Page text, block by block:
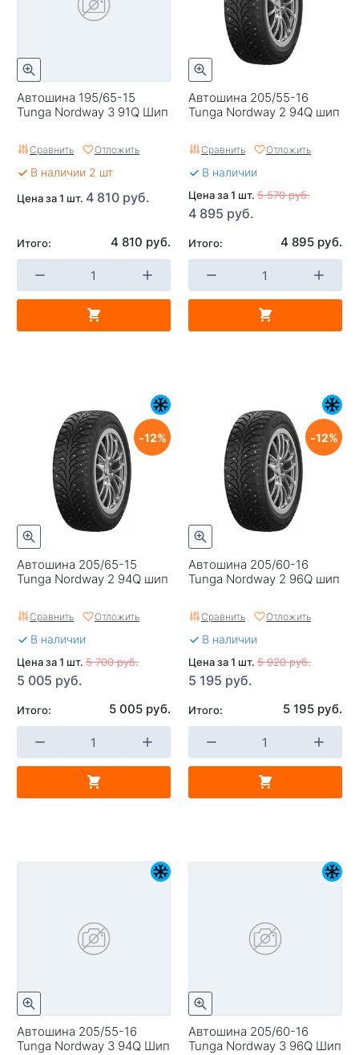
Автошина 195/65-15
Tunga Nordway 3 91Q Шип
Сравнить Отложить
В наличии 2 шт
Цена за 1 шт. 4 810 руб.
Итого: 4 810 руб.
Автошина 205/55-16
Tunga Nordway 2 94Q шип
Сравнить Отложить
В наличии
Цена за 1 шт. 5 570 руб.
4 895 руб.
Итого: 4 895 руб.
Автошина 205/65-15
Tunga Nordway 2 94Q шип
12
Сравнить Отложить
В наличии
Цена за 1 шт. 5 700 руб.
5 005 руб.
Итого: 5 005 руб.
Автошина 205/60-16
Tunga Nordway 2 96Q шип
12
Сравнить Отложить
В наличии
Цена за 1 шт. 5 920 руб.
5 195 руб.
Итого: 5 195 руб.
Автошина 205/55-16
Tunga Nordway 3 94Q Шип
Автошина 205/60-16
Tunga Nordway 3 96Q Шип